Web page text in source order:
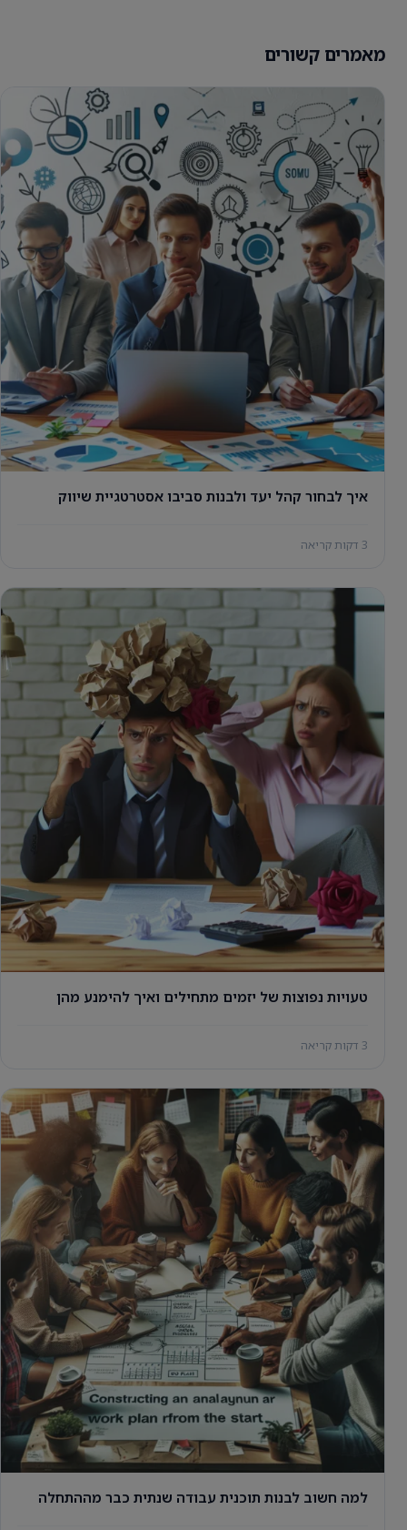
מאמרים קשורים
איך לבחור קהל יעד ולבנות סביבו אסטרטגיית שיווק
3 דקות קריאה
טעויות נפוצות של יזמים מתחילים ואיך להימנע מהן
3 דקות קריאה
למה חשוב לבנות תוכנית עבודה שנתית כבר מההתחלה